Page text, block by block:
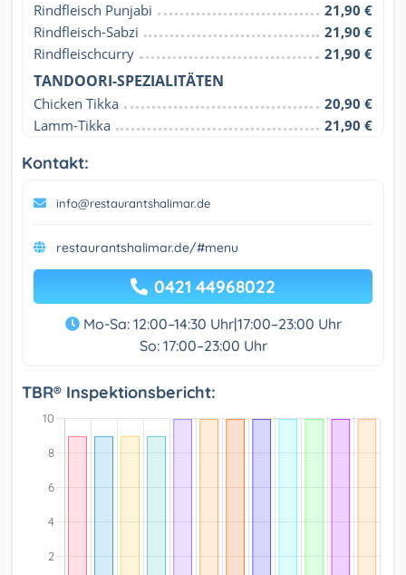
Rindfleisch Punjabi
21,90 €
Rindfleisch-Sabzi
21,90 €
Rindfleischcurry
21,90 €
TANDOORI-SPEZIALITÄTEN
Chicken Tikka
20,90 €
Lamm-Tikka
21,90 €
Kontakt:
info@restaurantshalimar.de
restaurantshalimar.de/#menu
0421 44968022
Mo-Sa: 12:00–14:30 Uhr|17:00–23:00 Uhr
So: 17:00–23:00 Uhr
TBR® Inspektionsbericht: